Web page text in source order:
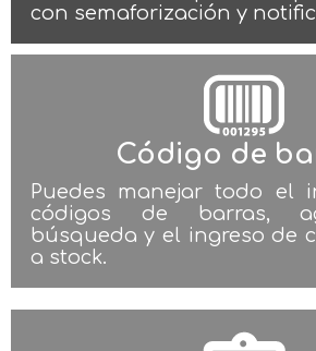
con semaforización y
Código de
Puedes manejar todo el
códigos de barras,
búsqueda y el ingreso de
a stock.